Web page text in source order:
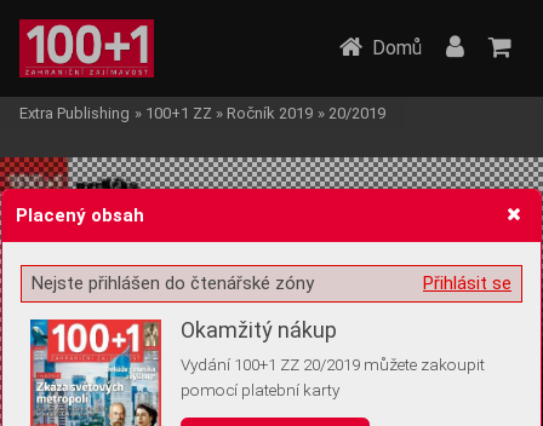
Žádost o souhlas s ukládáním volitelných informací
Domů
Extra Publishing » 100+1 ZZ » Ročník 2019 » 20/2019
Placený obsah
Přihlásit se
Nejste přihlášen do čtenářské zóny
Okamžitý nákup
Vydání 100+1 ZZ 20/2019 můžete zakoupit
pomocí platební karty